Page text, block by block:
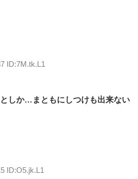
ID:7M.tk.L1
しか…まともにしつけも出来ない
ID:O5.jk.L1